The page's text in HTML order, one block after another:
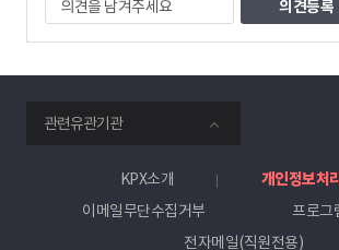
견
을
겨
주
세
요
관련유관기관
KPX소개
개인정보처
이메일무단수집거부
프로그
전자메일(직원전용)